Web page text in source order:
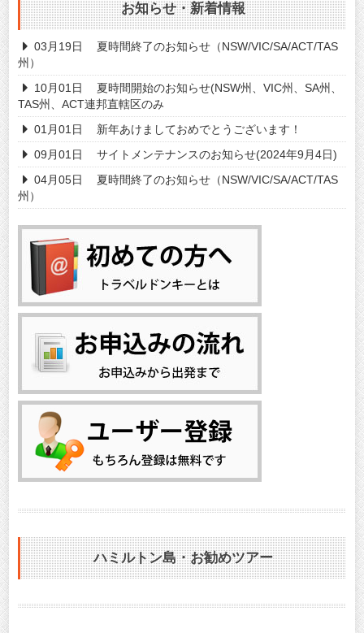
お知らせ・新着情報
03月19日
夏時間終了のお知らせ（NSW/VIC/SA/ACT/TAS
州）
10月01日
夏時間開始のお知らせ(NSW州、VIC州、SA州、
TAS州、ACT連邦直轄区のみ
01月01日
新年あけましておめでとうございます！
09月01日
サイトメンテナンスのお知らせ(2024年9月4日)
04月05日
夏時間終了のお知らせ（NSW/VIC/SA/ACT/TAS
州）
ハミルトン島・お勧めツアー